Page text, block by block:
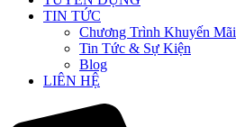
TIN TỨC
Chương Trình Khuyến Mãi
Tin Tức & Sự Kiện
Blog
LIÊN HỆ